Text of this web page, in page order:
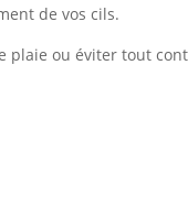
de vos cils.
plaie ou éviter tout